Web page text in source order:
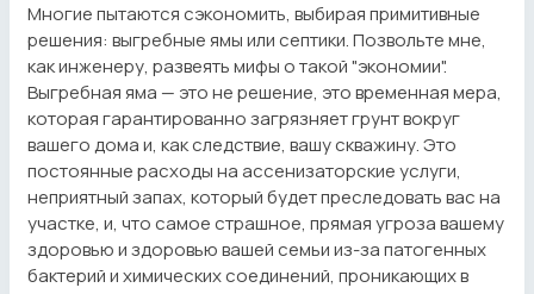
Многие пытаются сэкономить, выбирая примитивные
решения: выгребные ямы или септики. Позвольте мне,
как инженеру, развеять мифы о такой "экономии".
Выгребная яма — это не решение, это временная мера,
которая гарантированно загрязняет грунт вокруг
вашего дома и, как следствие, вашу скважину. Это
постоянные расходы на ассенизаторские услуги,
неприятный запах, который будет преследовать вас на
участке, и, что самое страшное, прямая угроза вашему
здоровью и здоровью вашей семьи из-за патогенных
бактерий и химических соединений, проникающих в